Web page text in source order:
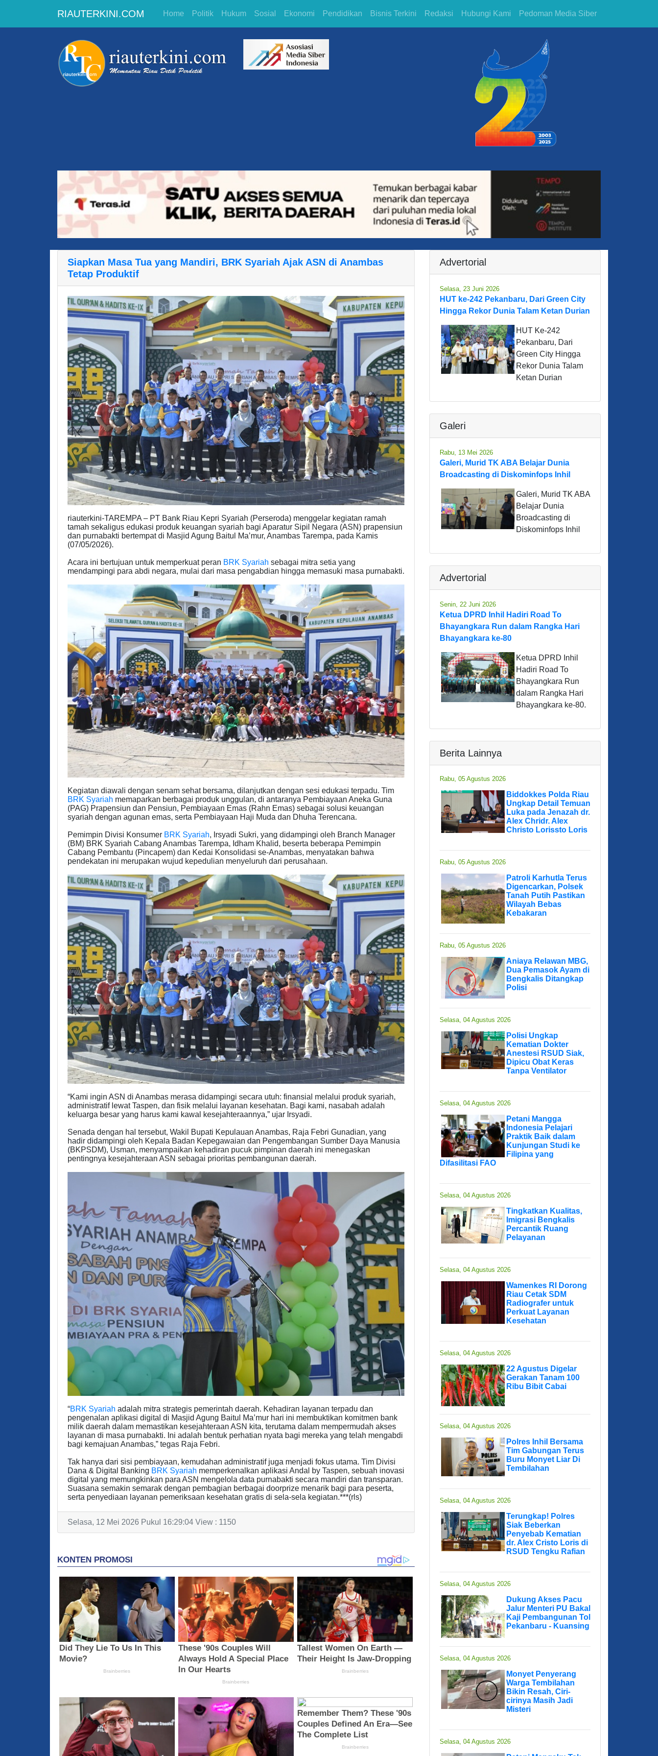
RIAUTERKINI.COM Home Politik Hukum Sosial Ekonomi Pendidikan Bisnis Terkini Redaksi Hubungi Kami Pedoman Media Siber
Siapkan Masa Tua yang Mandiri, BRK Syariah Ajak ASN di Anambas
Tetap Produktif
riauterkini-TAREMPA – PT Bank Riau Kepri Syariah (Perseroda) menggelar kegiatan ramah
tamah sekaligus edukasi produk keuangan syariah bagi Aparatur Sipil Negara (ASN) prapensiun
dan purnabakti bertempat di Masjid Agung Baitul Ma’mur, Anambas Tarempa, pada Kamis
(07/05/2026).
Acara ini bertujuan untuk memperkuat peran BRK Syariah sebagai mitra setia yang
mendampingi para abdi negara, mulai dari masa pengabdian hingga memasuki masa purnabakti.
Kegiatan diawali dengan senam sehat bersama, dilanjutkan dengan sesi edukasi terpadu. Tim
BRK Syariah memaparkan berbagai produk unggulan, di antaranya Pembiayaan Aneka Guna
(PAG) Prapensiun dan Pensiun, Pembiayaan Emas (Rahn Emas) sebagai solusi keuangan
syariah dengan agunan emas, serta Pembiayaan Haji Muda dan Dhuha Terencana.
Pemimpin Divisi Konsumer BRK Syariah, Irsyadi Sukri, yang didampingi oleh Branch Manager
(BM) BRK Syariah Cabang Anambas Tarempa, Idham Khalid, beserta beberapa Pemimpin
Cabang Pembantu (Pincapem) dan Kedai Konsolidasi se-Anambas, menyatakan bahwa
pendekatan ini merupakan wujud kepedulian menyeluruh dari perusahaan.
“Kami ingin ASN di Anambas merasa didampingi secara utuh: finansial melalui produk syariah,
administratif lewat Taspen, dan fisik melalui layanan kesehatan. Bagi kami, nasabah adalah
keluarga besar yang harus kami kawal kesejahteraannya,” ujar Irsyadi.
Senada dengan hal tersebut, Wakil Bupati Kepulauan Anambas, Raja Febri Gunadian, yang
hadir didampingi oleh Kepala Badan Kepegawaian dan Pengembangan Sumber Daya Manusia
(BKPSDM), Usman, menyampaikan kehadiran pucuk pimpinan daerah ini menegaskan
pentingnya kesejahteraan ASN sebagai prioritas pembangunan daerah.
“BRK Syariah adalah mitra strategis pemerintah daerah. Kehadiran layanan terpadu dan
pengenalan aplikasi digital di Masjid Agung Baitul Ma’mur hari ini membuktikan komitmen bank
milik daerah dalam memastikan kesejahteraan ASN kita, terutama dalam mempermudah akses
layanan di masa purnabakti. Ini adalah bentuk perhatian nyata bagi mereka yang telah mengabdi
bagi kemajuan Anambas,” tegas Raja Febri.
Tak hanya dari sisi pembiayaan, kemudahan administratif juga menjadi fokus utama. Tim Divisi
Dana & Digital Banking BRK Syariah memperkenalkan aplikasi Andal by Taspen, sebuah inovasi
digital yang memungkinkan para ASN mengelola data purnabakti secara mandiri dan transparan.
Suasana semakin semarak dengan pembagian berbagai doorprize menarik bagi para peserta,
serta penyediaan layanan pemeriksaan kesehatan gratis di sela-sela kegiatan.***(rls)
Selasa, 12 Mei 2026 Pukul 16:29:04 View : 1150
Advertorial
Selasa, 23 Juni 2026
HUT ke-242 Pekanbaru, Dari Green City
Hingga Rekor Dunia Talam Ketan Durian
HUT Ke-242
Pekanbaru, Dari
Green City Hingga
Rekor Dunia Talam
Ketan Durian
Galeri
Rabu, 13 Mei 2026
Galeri, Murid TK ABA Belajar Dunia
Broadcasting di Diskominfops Inhil
Galeri, Murid TK ABA
Belajar Dunia
Broadcasting di
Diskominfops Inhil
Advertorial
Senin, 22 Juni 2026
Ketua DPRD Inhil Hadiri Road To
Bhayangkara Run dalam Rangka Hari
Bhayangkara ke-80
Ketua DPRD Inhil
Hadiri Road To
Bhayangkara Run
dalam Rangka Hari
Bhayangkara ke-80.
Berita Lainnya
Rabu, 05 Agustus 2026
Biddokkes Polda Riau
Ungkap Detail Temuan
Luka pada Jenazah dr.
Alex Chridr. Alex
Christo Lorissto Loris
Rabu, 05 Agustus 2026
Patroli Karhutla Terus
Digencarkan, Polsek
Tanah Putih Pastikan
Wilayah Bebas
Kebakaran
Rabu, 05 Agustus 2026
Aniaya Relawan MBG,
Dua Pemasok Ayam di
Bengkalis Ditangkap
Polisi
Selasa, 04 Agustus 2026
Polisi Ungkap
Kematian Dokter
Anestesi RSUD Siak,
Dipicu Obat Keras
Tanpa Ventilator
Selasa, 04 Agustus 2026
Petani Mangga
Indonesia Pelajari
Praktik Baik dalam
Kunjungan Studi ke
Filipina yang
Difasilitasi FAO
Selasa, 04 Agustus 2026
Tingkatkan Kualitas,
Imigrasi Bengkalis
Percantik Ruang
Pelayanan
Selasa, 04 Agustus 2026
Wamenkes RI Dorong
Riau Cetak SDM
Radiografer untuk
Perkuat Layanan
Kesehatan
Selasa, 04 Agustus 2026
22 Agustus Digelar
Gerakan Tanam 100
Ribu Bibit Cabai
Selasa, 04 Agustus 2026
Polres Inhil Bersama
Tim Gabungan Terus
Buru Monyet Liar Di
Tembilahan
Selasa, 04 Agustus 2026
Terungkap! Polres
Siak Beberkan
Penyebab Kematian
dr. Alex Cristo Loris di
RSUD Tengku Rafian
Selasa, 04 Agustus 2026
Dukung Akses Pacu
Jalur Menteri PU Bakal
Kaji Pembangunan Tol
Pekanbaru - Kuansing
Selasa, 04 Agustus 2026
Monyet Penyerang
Warga Tembilahan
Bikin Resah, Ciri-
cirinya Masih Jadi
Misteri
Selasa, 04 Agustus 2026